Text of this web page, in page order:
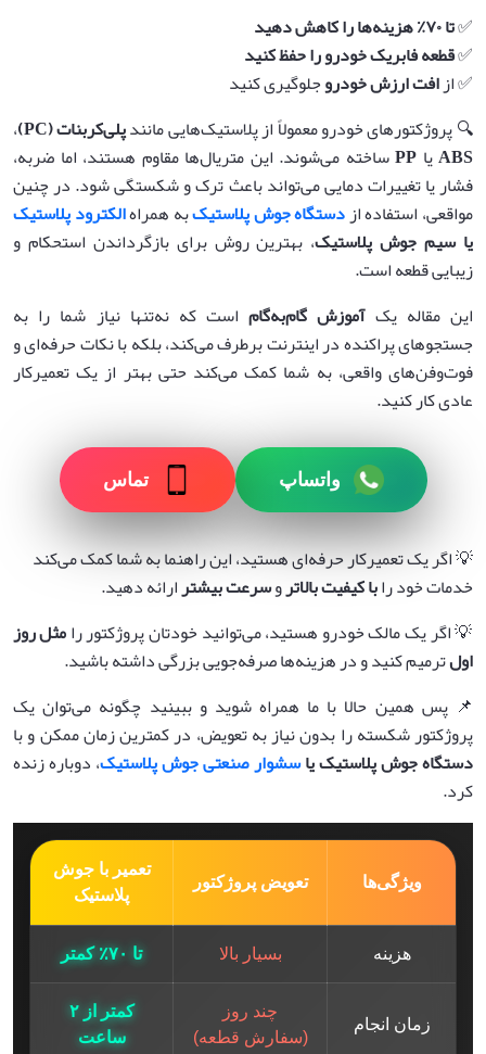
✅تا۷۰٪ هزینه‌ها را کاهش دهید
✅قطعه فابریک خودرو را حفظ کنید
✅ ازافت ارزش خودروجلوگیری کنید
🔍 پروژکتورهای خودرو معمولاً از پلاستیک‌هایی مانندپلی‌کربنات(PC)
،
ABSیا PPساخته می‌شوند. این متریال‌ها مقاوم هستند، اما ضربه،
فشار یا تغییرات دمایی می‌تواند باعث ترک و شکستگی شود. در چنین
مواقعی، استفاده ازدستگاه جوش پلاستیکبه همراهالکترود پلاستیک
یا سیم جوش پلاستیک، بهترین روش برای بازگرداندن استحکام و
زیبایی قطعه است.
این مقاله یکآموزش گام‌به‌گاماست که نه‌تنها نیاز شما را به
جستجوهای پراکنده در اینترنت برطرف می‌کند، بلکه با نکات حرفه‌ای و
فوت‌وفن‌های واقعی، به شما کمک می‌کند حتی بهتر از یک تعمیرکار
عادی کار کنید.
واتساپ تماس
💡 اگر یک تعمیرکار حرفه‌ای هستید، این راهنما به شما کمک می‌کند
خدمات خود رابا کیفیت بالاتروسرعت بیشترارائه دهید.
💡 اگر یک مالک خودرو هستید، می‌توانید خودتان پروژکتور رامثل روز
اولترمیم کنید و در هزینه‌ها صرفه‌جویی بزرگی داشته باشید.
📌 پس همین حالا با ما همراه شوید و ببینید چگونه می‌توان یک
پروژکتور شکسته را بدون نیاز به تعویض، در کمترین زمان ممکن و با
دستگاه جوش پلاستیک یاسشوار صنعتی جوش پلاستیک، دوباره زنده
کرد.
ویژگی‌ها تعویض پروژکتور
تعمیر با جوش
پلاستیک
هزینه بسیار بالا تا ۷۰٪ کمتر
زمان انجام
چند روز
(سفارش قطعه)
کمتر از ۲
ساعت